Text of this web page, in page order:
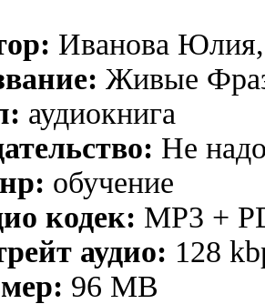
Иванова
Живые
аудиокнига
Не
обучение
кодек: MP3 +
аудио: 128
96 MB